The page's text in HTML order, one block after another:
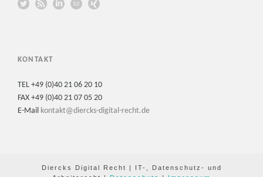
KONTAKT
TEL +49 (0)40 21 06 20 10
FAX +49 (0)40 21 07 05 20
E-Mail kontakt@diercks-digital-recht.de
Diercks Digital Recht | IT-, Datenschutz- und